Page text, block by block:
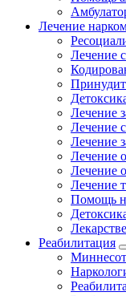
Лечение
Лечение
Лечение
Лечение
Лечение
Лечение
Лечение
Лечение
Помощь
Реабилитация